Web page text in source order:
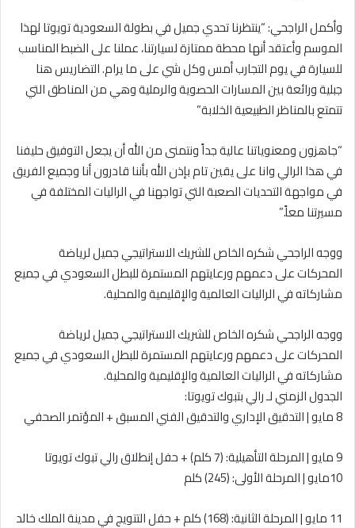
وأكمل الراجحي: “ينتظرنا تحدي جميل في بطولة السعودية تويوتا لهذا
الموسم وأعتقد أنها محطة ممتازة لسيارتنا، عملنا على الضبط المناسب
للسيارة في يوم التجارب أمس وكل شي على ما يرام. التضاريس هنا
جبلية ورائعة بين المسارات الحصوية والرملية وهي من المناطق التي
تتمتع بالمناظر الطبيعية الخلابة”
“جاهزون ومعنوياتنا عالية جداً ونتمنى من الله أن يجعل التوفيق حليفنا
في هذا الرالي وانا على يقين تام بإذن الله بأننا قادرون أنا وجميع الفريق
في مواجهة التحديات الصعبة التي تواجهنا في الراليات المختلفة في
مسيرتنا معاً.”
ووجه الراجحي شكره الخاص للشريك الاستراتيجي جميل لرياضة
المحركات على دعمهم ورعايتهم المستمرة للبطل السعودي في جميع
مشاركاته في الراليات العالمية والإقليمية والمحلية.
ووجه الراجحي شكره الخاص للشريك الاستراتيجي جميل لرياضة
المحركات على دعمهم ورعايتهم المستمرة للبطل السعودي في جميع
مشاركاته في الراليات العالمية والإقليمية والمحلية.
الجدول الزمني لـ رالي بتبوك تويوتا:
8 مايو | التدقيق الإداري والتدقيق الفني المسبق + المؤتمر الصحفي
9 مايو | المرحلة التأهيلية: (7 كلم) + حفل إنطلاق رالي تبوك تويوتا
10مايو | المرحلة الأولى: (245) كلم
11 مايو | المرحلة الثانية: (168) كلم + حفل التتويج في مدينة الملك خالد